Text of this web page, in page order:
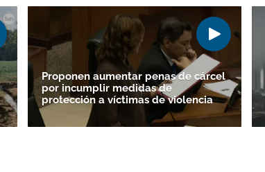
Proponen aumentar penas de cárcel
por incumplir medidas de
protección a víctimas de violencia